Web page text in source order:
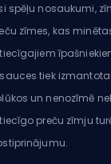
spēļu nosaukumi,
zīmes, kas
tiek
un nenozīmē
preču zīmju